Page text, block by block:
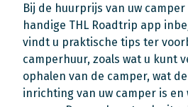
Bij de huurprijs van uw
handige THL Roadtrip app
vindt u praktische tips ter
camperhuur, zoals wat u kunt
ophalen van de camper, wat
inrichting van uw camper is en